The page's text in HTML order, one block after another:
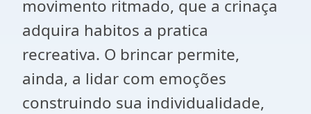
movimento ritmado, que a crinaça
adquira habitos a pratica
recreativa. O brincar permite,
ainda, a lidar com emoções
construindo sua individualidade,